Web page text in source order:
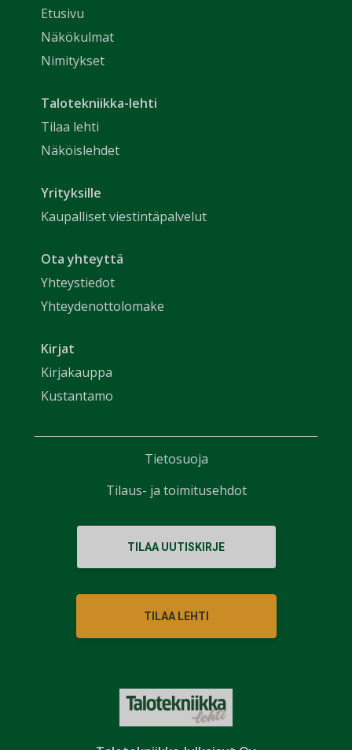
Etusivu
Näkökulmat
Nimitykset
Talotekniikka-lehti
Tilaa lehti
Näköislehdet
Yrityksille
Kaupalliset viestintäpalvelut
Ota yhteyttä
Yhteystiedot
Yhteydenottolomake
Kirjat
Kirjakauppa
Kustantamo
TILAA UUTISKIRJE
TILAA LEHTI
Tietosuoja
Tilaus- ja toimitusehdot